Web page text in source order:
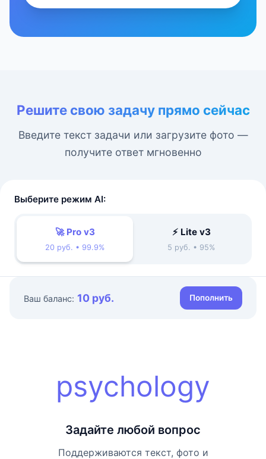
Решите свою задачу прямо сейчас
Введите текст задачи или загрузите фото —
получите ответ мгновенно
Выберите режим AI:
🚀 Pro v3
20 руб. • 99.9%
⚡ Lite v3
5 руб. • 95%
Ваш баланс: 10 руб. Пополнить
psychology
Задайте любой вопрос
Поддерживаются текст, фото и